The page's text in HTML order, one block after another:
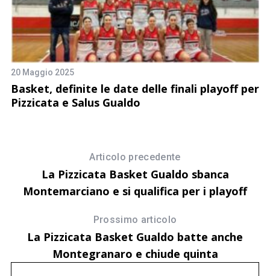
20 Maggio 2025
Basket, definite le date delle finali playoff per
Pizzicata e Salus Gualdo
Articolo precedente
La Pizzicata Basket Gualdo sbanca
Montemarciano e si qualifica per i playoff
Prossimo articolo
La Pizzicata Basket Gualdo batte anche
Montegranaro e chiude quinta